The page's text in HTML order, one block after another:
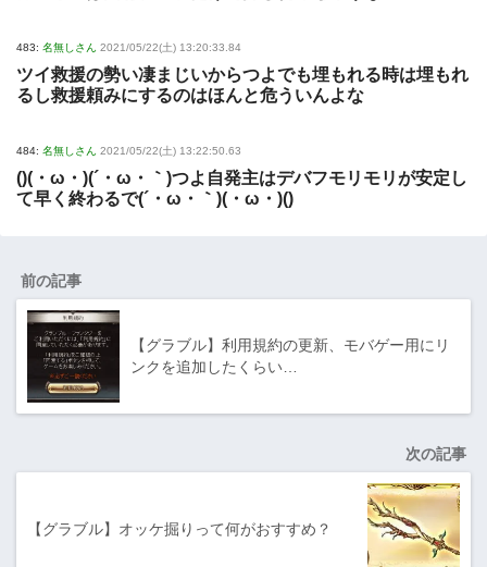
483: 名無しさん 2021/05/22(土) 13:20:33.84
ツイ救援の勢い凄まじいからつよでも埋もれる時は埋もれ
るし救援頼みにするのはほんと危ういんよな
484: 名無しさん 2021/05/22(土) 13:22:50.63
()(・ω・)(´・ω・｀)つよ自発主はデバフモリモリが安定し
て早く終わるで(´・ω・｀)(・ω・)()
前の記事
【グラブル】利用規約の更新、モバゲー用にリ
ンクを追加したくらい…
次の記事
【グラブル】オッケ掘りって何がおすすめ？